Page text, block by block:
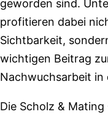
geworden sind.
profitieren dabei
Sichtbarkeit,
wichtigen Beitrag
Nachwuchsarbeit in
Die Scholz &